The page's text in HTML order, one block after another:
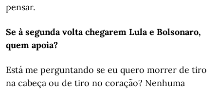
pensar.
Se à segunda volta chegarem Lula e Bolsonaro,
quem apoia?
Está me perguntando se eu quero morrer de tiro
na cabeça ou de tiro no coração? Nenhuma